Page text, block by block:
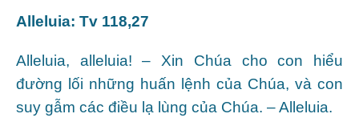
Alleluia: Tv 118,27
Alleluia, alleluia! – Xin Chúa cho con hiểu
đường lối những huấn lệnh của Chúa, và con
suy gẫm các điều lạ lùng của Chúa. – Alleluia.